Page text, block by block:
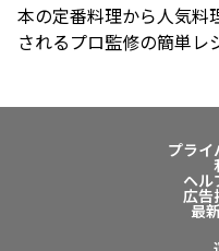
本の定番料理から人気料
されるプロ監修の簡単レ
プライ
ヘル
広告
最